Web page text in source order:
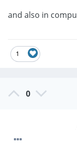
and also in
1
0